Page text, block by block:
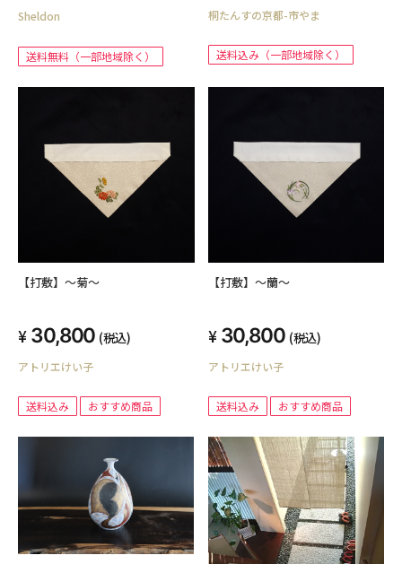
ンプル ソファーベッド
Sheldon
送料無料（一部地域除く）
料無料 桐衣装ケース押入 桐ダン
桐たんすの京都-市やま
送料込み（一部地域除く）
【打敷】～菊～
30,800 (税込)
アトリエけい子
送料込み おすすめ商品
【打敷】～蘭～
30,800 (税込)
アトリエけい子
送料込み おすすめ商品